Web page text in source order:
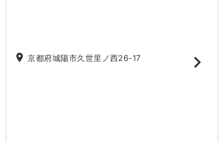
place 京都府城陽市久世里ノ西26-17